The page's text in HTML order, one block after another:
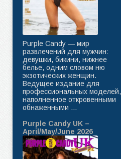
Purple Candy — мир
развлечений для мужчин:
девушки, бикини, нижнее
белье, одним словом ню
экзотических женщин.
Ведущее издание для
профессиональных моделей,
наполненное откровенными
обнаженными ...
Purple Candy UK –
April/May/June 2026